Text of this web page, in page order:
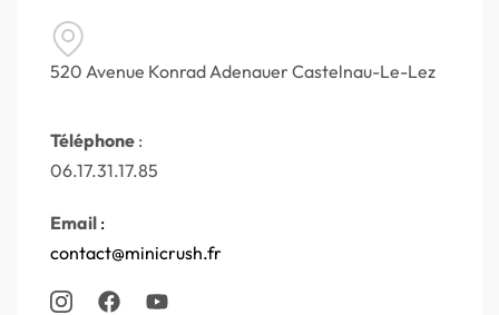
520 Avenue Konrad Adenauer Castelnau-Le-Lez
Téléphone :
06.17.31.17.85
Email :
contact@minicrush.fr